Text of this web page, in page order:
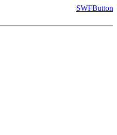
SWFButton